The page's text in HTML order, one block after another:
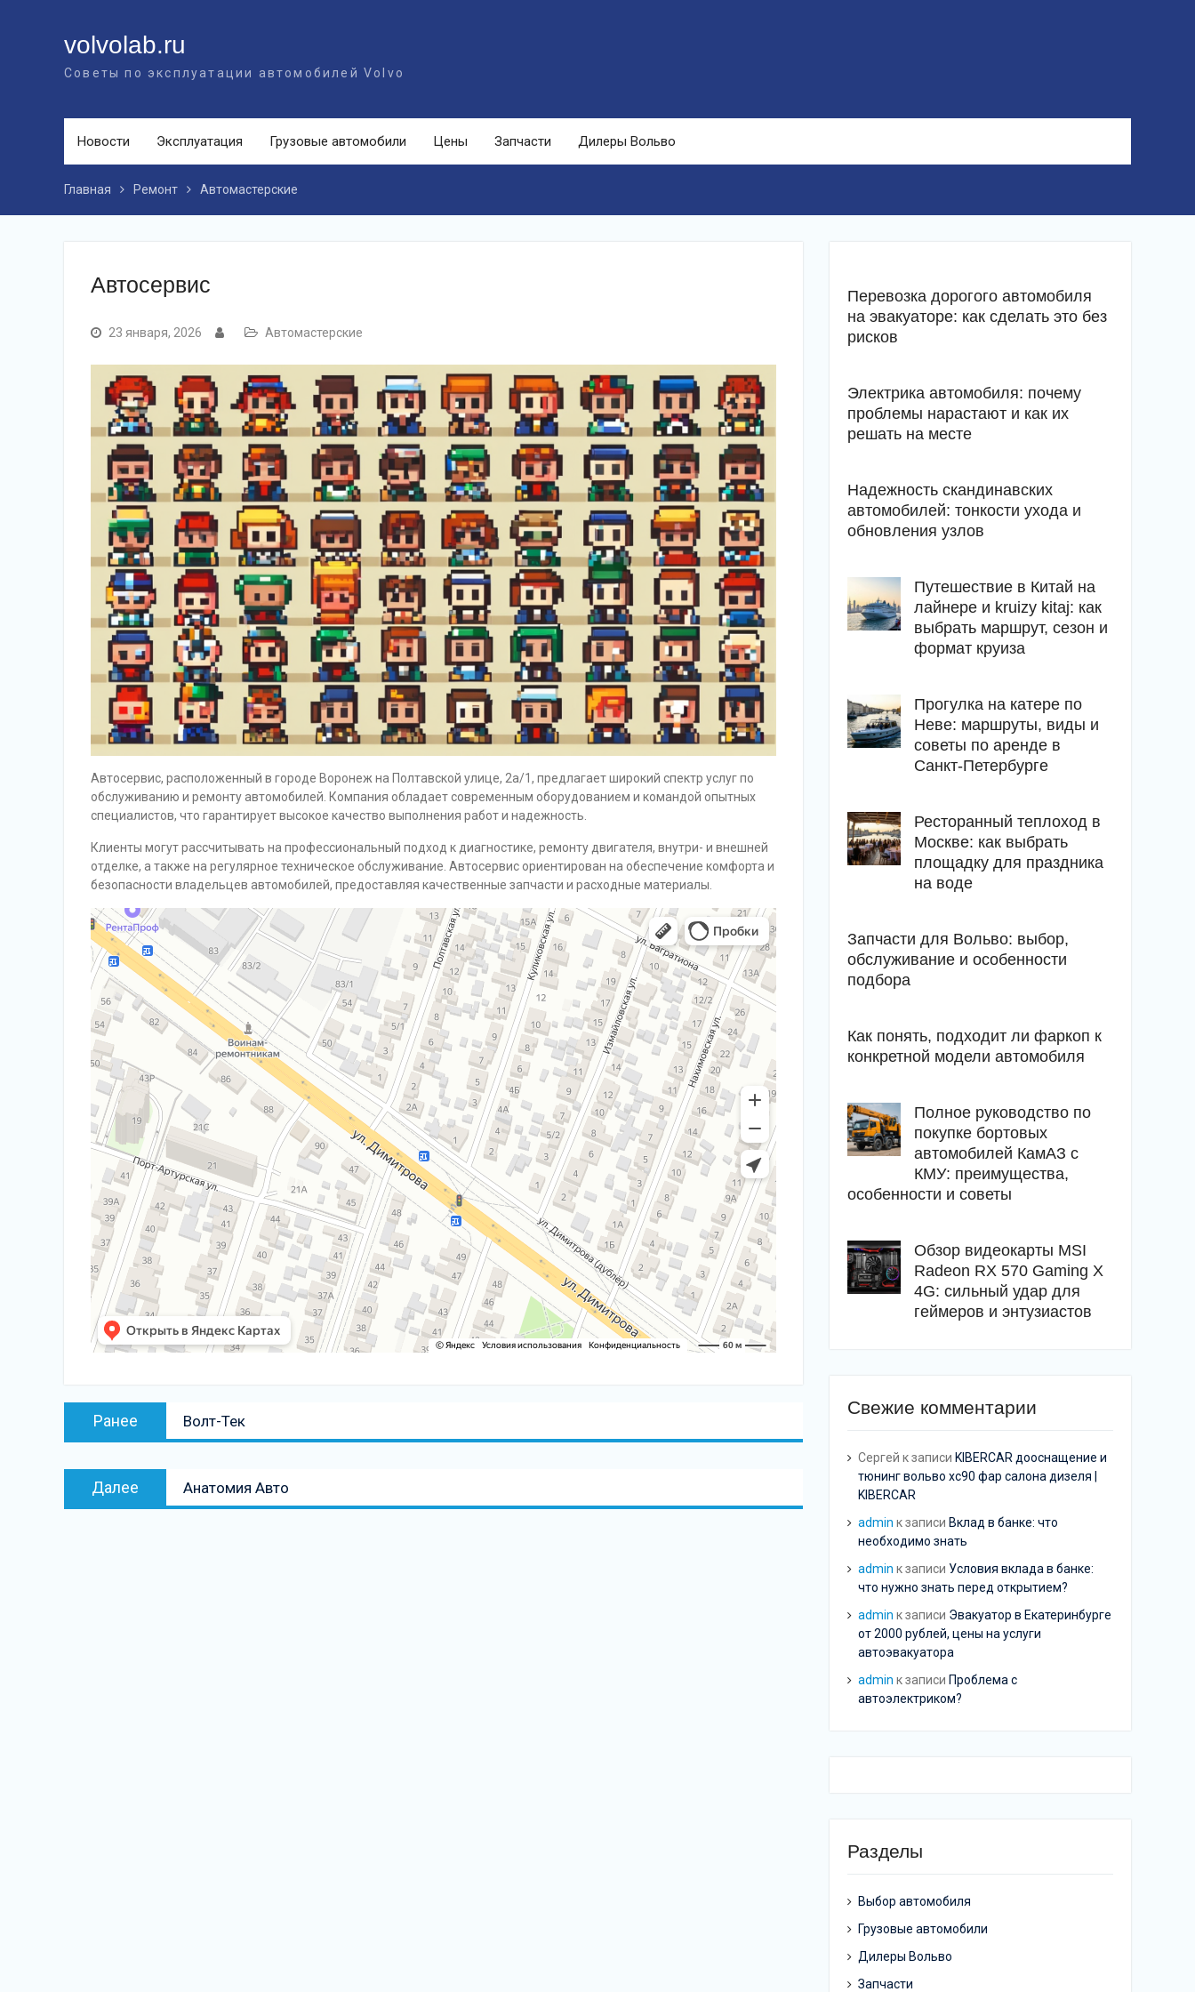
volvolab.ru
Советы по эксплуатации автомобилей Volvo
Новости Эксплуатация Грузовые автомобили Цены Запчасти Дилеры Вольво
Главная Ремонт Автомастерские
Автосервис
23 января, 2026 Автомастерские
Автосервис, расположенный в городе Воронеж на Полтавской улице, 2а/1, предлагает широкий спектр услуг по
обслуживанию и ремонту автомобилей. Компания обладает современным оборудованием и командой опытных
специалистов, что гарантирует высокое качество выполнения работ и надежность.
Клиенты могут рассчитывать на профессиональный подход к диагностике, ремонту двигателя, внутри- и внешней
отделке, а также на регулярное техническое обслуживание. Автосервис ориентирован на обеспечение комфорта и
безопасности владельцев автомобилей, предоставляя качественные запчасти и расходные материалы.
Навигация
Ранее
Предыдущая
Волт-Тек
Далее
Следующая
Анатомия Авто
Перевозка дорогого автомобиля
на эвакуаторе: как сделать это без
рисков
Электрика автомобиля: почему
проблемы нарастают и как их
решать на месте
Надежность скандинавских
автомобилей: тонкости ухода и
обновления узлов
Путешествие в Китай на
лайнере и kruizy kitaj: как
выбрать маршрут, сезон и
формат круиза
Прогулка на катере по
Неве: маршруты, виды и
советы по аренде в
Санкт-Петербурге
Ресторанный теплоход в
Москве: как выбрать
площадку для праздника
на воде
Запчасти для Вольво: выбор,
обслуживание и особенности
подбора
Как понять, подходит ли фаркоп к
конкретной модели автомобиля
Полное руководство по
покупке бортовых
автомобилей КамАЗ с
КМУ: преимущества,
особенности и советы
Обзор видеокарты MSI
Radeon RX 570 Gaming X
4G: сильный удар для
геймеров и энтузиастов
Свежие комментарии
Сергей к записи KIBERCAR дооснащение и
тюнинг вольво хс90 фар салона дизеля |
KIBERCAR
admin к записи Вклад в банке: что
необходимо знать
admin к записи Условия вклада в банке:
что нужно знать перед открытием?
admin к записи Эвакуатор в Екатеринбурге
от 2000 рублей, цены на услуги
автоэвакуатора
admin к записи Проблема с
автоэлектриком?
Разделы
Выбор автомобиля
Грузовые автомобили
Дилеры Вольво
Запчасти